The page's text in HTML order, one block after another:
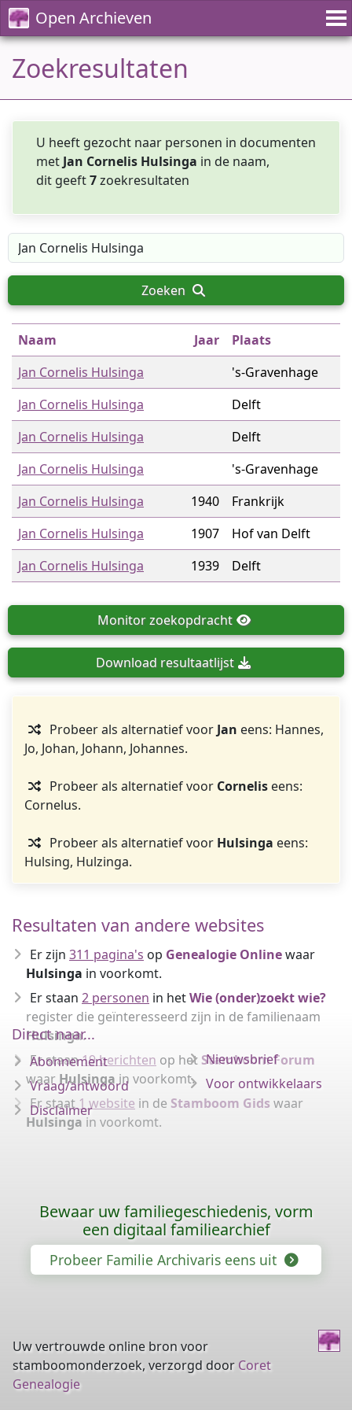
Open Archieven
Zoekresultaten
U heeft gezocht naar personen in documenten
met Jan Cornelis Hulsinga in de naam,
dit geeft7zoekresultaten
Zoeken
Naam Jaar
Plaats
Jan Cornelis Hulsinga
's-Gravenhage
Jan Cornelis Hulsinga
Delft
Jan Cornelis Hulsinga
Delft
Jan Cornelis Hulsinga
's-Gravenhage
Jan Cornelis Hulsinga
1940
Frankrijk
Jan Cornelis Hulsinga
1907
Hof van Delft
Jan Cornelis Hulsinga
1939 Delft
Monitorzoekopdracht
Download resultaatlijst
Probeer als alternatief voor Jan eens: Hannes,
Jo, Johan, Johann, Johannes.
Probeer als alternatief voor Corneliseens:
Cornelus.
Probeer als alternatief voor Hulsinga eens:
Hulsing, Hulzinga.
Resultaten van andere websites
Er zijn 311 pagina's op Genealogie Onlinewaar
Hulsinga in voorkomt.
Er staan 2 personen in hetWie (onder)zoekt wie?
register die geïnteresseerd zijn in de familienaam
Hulsinga.
Er staan19 berichten op het Stamboom Forum
waar Hulsinga in voorkomt.
Er staat 1 website in de Stamboom Gids waar
Hulsinga in voorkomt.
Direct naar...
Abonnement
Vraag/antwoord
Disclaimer
Nieuwsbrief
Voor ontwikkelaars
Bewaar uw familiegeschiedenis, vorm
een digitaal familiearchief
Probeer Familie Archivaris eens uit
Uw vertrouwde online bron voor
stamboomonderzoek, verzorgd door Coret
Genealogie